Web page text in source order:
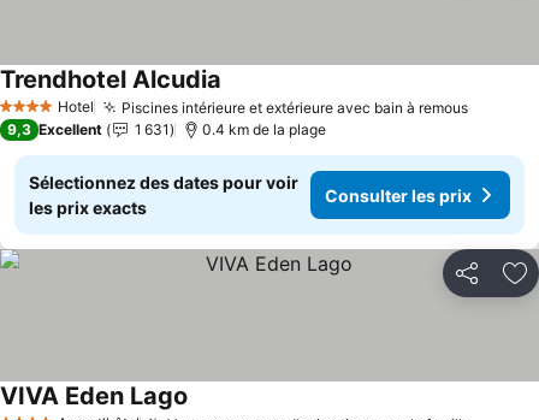
4 Étoiles Hotel Piscines intérieure et extérieure avec bain à remous
Trendhotel Alcudia
9,3 Excellent 1 631 0.4 km de la plage
Sélectionnez des dates pour voir
les prix exacts
Consulter les prix
Partager
VIVA Eden Lago